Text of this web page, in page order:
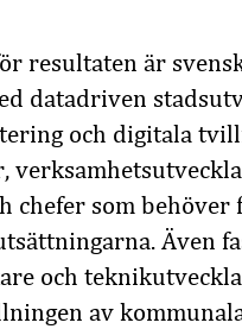
resultaten är
datadriven
och digitala
chefer som
Även
och
av